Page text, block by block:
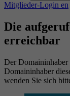
Mitglieder-Login en
Die
erreichbar
Der Domaininhaber
Domaininhaber
wenden Sie sich